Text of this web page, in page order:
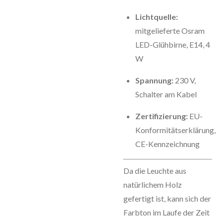
Lichtquelle:
mitgelieferte Osram
LED-Glühbirne, E14, 4
W
Spannung: 230 V,
Schalter am Kabel
Zertifizierung: EU-
Konformitätserklärung,
CE-Kennzeichnung
Da die Leuchte aus
natürlichem Holz
gefertigt ist, kann sich der
Farbton im Laufe der Zeit